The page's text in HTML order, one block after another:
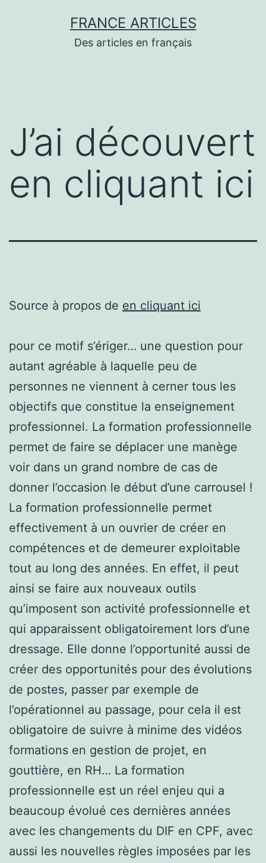
FRANCE ARTICLES
Des articles en français
J’ai découvert
en cliquant ici
Source à propos de en cliquant ici
pour ce motif s’ériger… une question pour
autant agréable à laquelle peu de
personnes ne viennent à cerner tous les
objectifs que constitue la enseignement
professionnel. La formation professionnelle
permet de faire se déplacer une manège
voir dans un grand nombre de cas de
donner l’occasion le début d’une carrousel !
La formation professionnelle permet
effectivement à un ouvrier de créer en
compétences et de demeurer exploitable
tout au long des années. En effet, il peut
ainsi se faire aux nouveaux outils
qu’imposent son activité professionnelle et
qui apparaissent obligatoirement lors d’une
dressage. Elle donne l’opportunité aussi de
créer des opportunités pour des évolutions
de postes, passer par exemple de
l’opérationnel au passage, pour cela il est
obligatoire de suivre à minime des vidéos
formations en gestion de projet, en
gouttière, en RH… La formation
professionnelle est un réel enjeu qui a
beaucoup évolué ces dernières années
avec les changements du DIF en CPF, avec
aussi les nouvelles règles imposées par les